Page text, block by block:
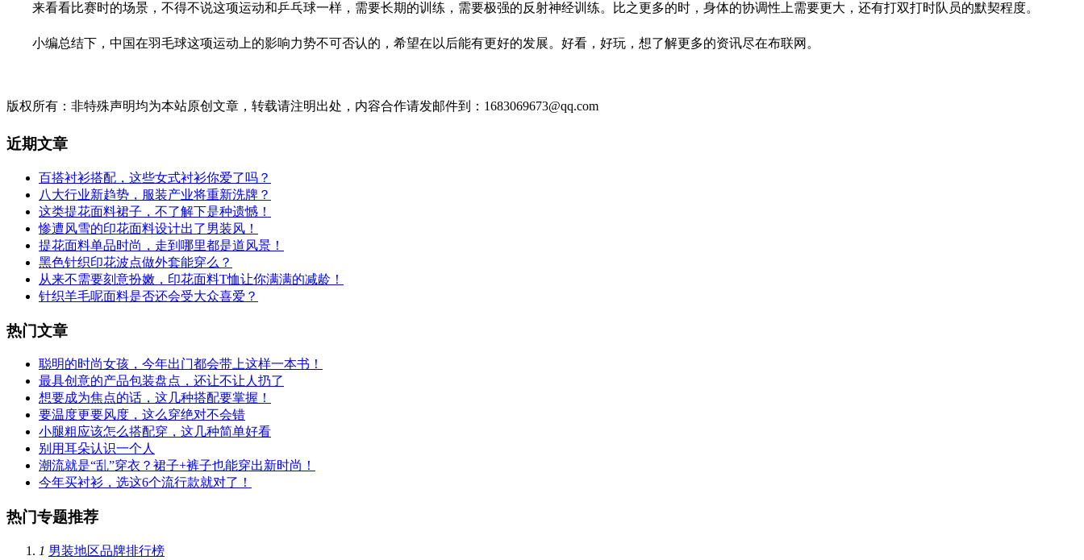
来看看比赛时的场景，不得不说这项运动和乒乓球一样，需要长期的训练，需要极强的反射神经训练。比之更多的时，身体的协调性上需要更大，还有打双打时队员的默契程度。
小编总结下，中国在羽毛球这项运动上的影响力势不可否认的，希望在以后能有更好的发展。好看，好玩，想了解更多的资讯尽在布联网。
版权所有：非特殊声明均为本站原创文章，转载请注明出处，内容合作请发邮件到：1683069673@qq.com
近期文章
百搭衬衫搭配，这些女式衬衫你爱了吗？
八大行业新趋势，服装产业将重新洗牌？
这类提花面料裙子，不了解下是种遗憾！
惨遭风雪的印花面料设计出了男装风！
提花面料单品时尚，走到哪里都是道风景！
黑色针织印花波点做外套能穿么？
从来不需要刻意扮嫩，印花面料T恤让你满满的减龄！
针织羊毛呢面料是否还会受大众喜爱？
热门文章
聪明的时尚女孩，今年出门都会带上这样一本书！
最具创意的产品包装盘点，还让不让人扔了
想要成为焦点的话，这几种搭配要掌握！
要温度更要风度，这么穿绝对不会错
小腿粗应该怎么搭配穿，这几种简单好看
别用耳朵认识一个人
潮流就是“乱”穿衣？裙子+裤子也能穿出新时尚！
今年买衬衫，选这6个流行款就对了！
热门专题推荐
1 男装地区品牌排行榜